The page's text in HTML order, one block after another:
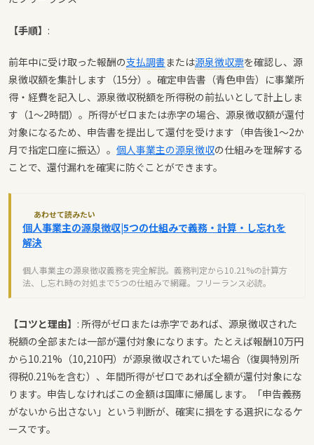
【手順】 :
前年中に受け取った報酬の支払調書または源泉徴収票を確認し、源
泉徴収額を集計します（15分）。確定申告書（青色申告）に事業所
得・経費を記入し、源泉徴収税額を所得税の前払いとして計上しま
す（1〜2時間）。所得がゼロまたは赤字の場合、源泉徴収額が還付
対象になるため、申告書を提出して還付を受けます（申告後1〜2か
月で指定口座に振込）。 個人事業主の源泉徴収の仕組みを理解する
ことで、還付漏れを確実に防ぐことができます。
あわせて読みたい
個人事業主の源泉徴収|5つの仕組みで義務・計算・し忘れを
解決
個人事業主の源泉徴収義務を完全解説。義務判定から10.21%の計算方
法、し忘れ時の対処まで5つの仕組みで網羅。フリーランス必読。
【コツと理由】 : 所得がゼロまたは赤字であれば、源泉徴収された
税額の全部または一部が還付対象になります。たとえば報酬10万円
から10.21%（10,210円）が源泉徴収されていた場合（復興特別所
得税0.21%を含む）、年間所得がゼロであれば全額が還付対象にな
ります。申告しなければこの金額は国庫に帰属します。「申告義務
がないから出さない」という判断が、確実に損をする選択になるケ
ースです。